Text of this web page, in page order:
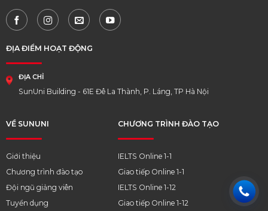
VỀ SUNUNI
Giới thiệu
Chương trình đào tạo
Đội ngũ giảng viên
Tuyển dụng
ĐỊA ĐIỂM HOẠT ĐỘNG
ĐỊA CHỈ
SunUni Building - 61E Đê La Thành, P. Láng, TP Hà Nội
CHƯƠNG TRÌNH ĐÀO TẠO
IELTS Online 1-1
Giao tiếp Online 1-1
IELTS Online 1-12
Giao tiếp Online 1-12